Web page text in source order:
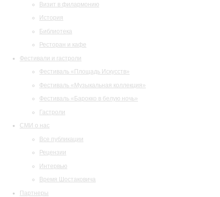
Визит в филармонию
История
Библиотека
Ресторан и кафе
Фестивали и гастроли
Фестиваль «Площадь Искусств»
Фестиваль «Музыкальная коллекция»
Фестиваль «Барокко в белую ночь»
Гастроли
СМИ о нас
Все публикации
Рецензии
Интервью
Время Шостаковича
Партнеры